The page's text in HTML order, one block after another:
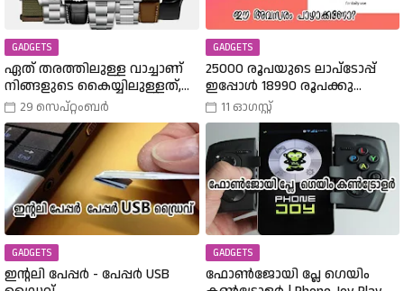
GADGETS
ഏത് തരത്തിലുള്ള വാച്ചാണ്
നിങ്ങളുടെ കൈയ്യിലുള്ളത്,
അത് എങ്ങനെ
തിരഞ്ഞെടുത്തു? വിവിധ
തരത്തിലുള്ള വാച്ചുകൾ
പരിചയപ്പെടാം.
29 സെപ്റ്റംബർ
GADGETS
25000 രൂപയുടെ ലാപ്ടോപ്പ്
ഇപ്പോൾ 18990 രൂപക്കു
വാങ്ങാം | Amazon Freedom Sale
Buy A 25000 Laptop In 18,900
Rupees |
11 ഓഗസ്റ്റ്
GADGETS
ഇന്റലി പേപ്പർ - പേപ്പർ USB
GADGETS
ഫോൺജോയി പ്ലേ ഗെയിം